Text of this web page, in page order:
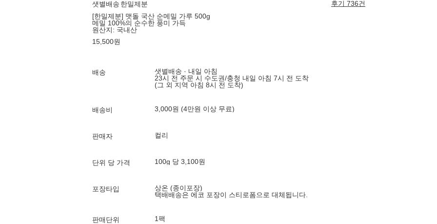
샛별배송 한밀제분
후기 736건
[한밀제분] 맷돌 국산 순메밀 가루 500g
메밀 100%의 순수한 풍미 가득
원산지: 국내산
15,500원
배송
샛별배송 · 내일 아침
23시 전 주문 시 수도권/충청 내일 아침 7시 전 도착
(그 외 지역 아침 8시 전 도착)
배송비 3,000원 (4만원 이상 무료)
판매자 컬리
단위 당 가격 100g 당 3,100원
포장타입
상온 (종이포장)
택배배송은 에코 포장이 스티로폼으로 대체됩니다.
판매단위 1팩